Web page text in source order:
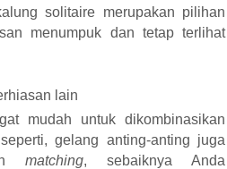
solitaire merupakan pilihan
menumpuk dan tetap terlihat
lain
mudah untuk dikombinasikan
gelang anting-anting juga
matching, sebaiknya Anda